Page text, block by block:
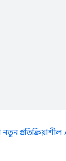
প্রতিক্রিয়াশীল